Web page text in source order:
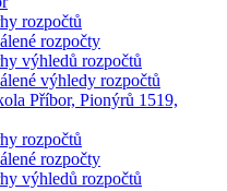
rozpočtů
rozpočty
výhledů rozpočtů
výhledy rozpočtů
Příbor, Pionýrů 1519,
rozpočtů
rozpočty
výhledů rozpočtů